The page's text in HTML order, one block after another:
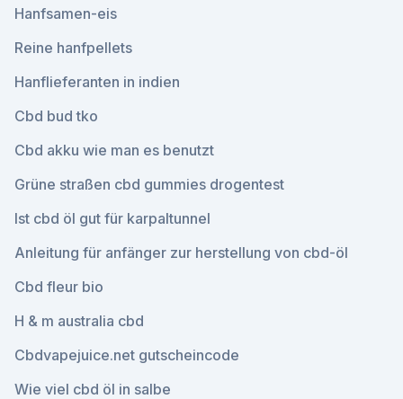
Hanfsamen-eis
Reine hanfpellets
Hanflieferanten in indien
Cbd bud tko
Cbd akku wie man es benutzt
Grüne straßen cbd gummies drogentest
Ist cbd öl gut für karpaltunnel
Anleitung für anfänger zur herstellung von cbd-öl
Cbd fleur bio
H & m australia cbd
Cbdvapejuice.net gutscheincode
Wie viel cbd öl in salbe